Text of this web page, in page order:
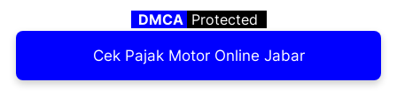
DMCA Protected
Cek Pajak Motor Online Jabar